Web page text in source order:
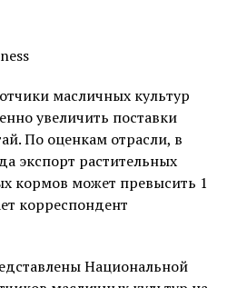
масличных культур
увеличить поставки
По оценкам отрасли, в
экспорт растительных
кормов может превысить 1
корреспондент
Национальной